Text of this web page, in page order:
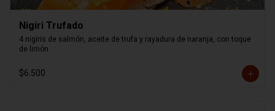
Nigiri Trufado
4 nigiris de salmón, aceite de trufa y rayadura de naranja, con toque
de limón.
$6.500